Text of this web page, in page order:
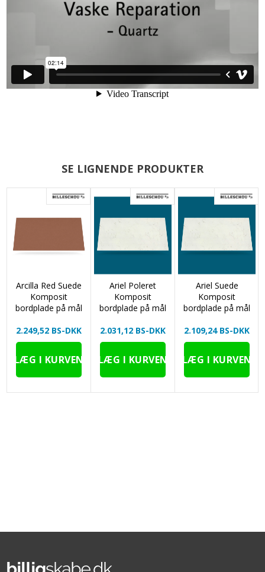
SE LIGNENDE PRODUKTER
Arcilla Red Suede
Komposit
bordplade på mål
2.249,52 BS-DKK
Ariel Poleret
Komposit
bordplade på mål
2.031,12 BS-DKK
Ariel Suede
Komposit
bordplade på mål
2.109,24 BS-DKK